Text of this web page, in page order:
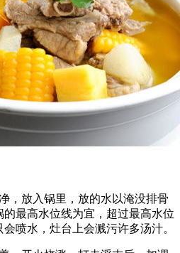
，放入锅里，放的水以淹没排骨
最高水位线为宜，超过最高水位
喷水，灶台上会溅污许多汤汁。